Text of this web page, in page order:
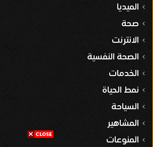
الميديا
صحة
الانترنت
الصحة النفسية
الخدمات
نمط الحياة
السياحة
المشاهير
المنوعات